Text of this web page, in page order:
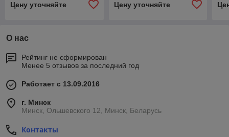
Цену уточняйте
Цену уточняйте
О нас
Рейтинг не сформирован
Менее 5 отзывов за последний год
Работает с 13.09.2016
г. Минск
Минск, Ольшевского 12, Минск, Беларусь
Контакты